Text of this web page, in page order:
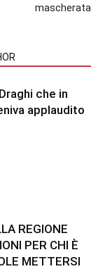
mascherata
che in
applaudito
REGIONE
PER CHI È
METTERSI